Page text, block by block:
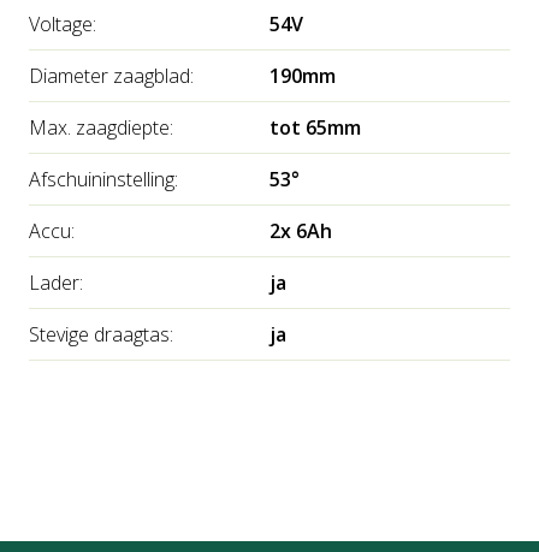
Voltage:
54V
Diameter zaagblad:
190mm
Max. zaagdiepte:
tot 65mm
Afschuininstelling:
53°
Accu:
2x 6Ah
Lader:
ja
Stevige draagtas:
ja